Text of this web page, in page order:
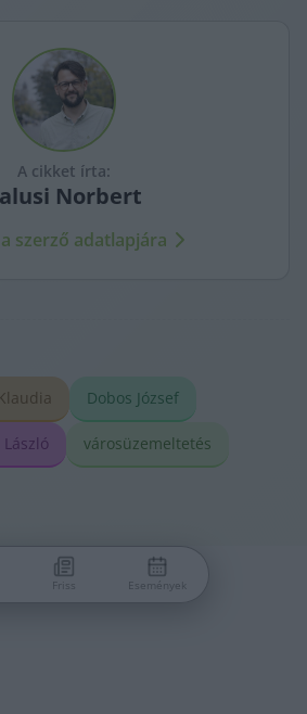
A cikket írta:
Norbert
szerző adatlapjára
Dobos József
városüzemeltetés
Friss Események